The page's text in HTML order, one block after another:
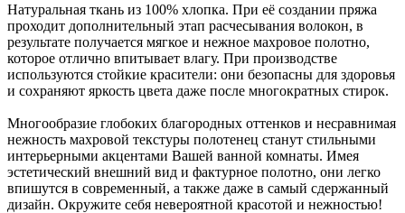
Натуральная ткань из 100% хлопка. При её создании пряжа
проходит дополнительный этап расчесывания волокон, в
результате получается мягкое и нежное махровое полотно,
которое отлично впитывает влагу. При производстве
используются стойкие красители: они безопасны для здоровья
и сохраняют яркость цвета даже после многократных стирок.
Многообразие глобоких благородных оттенков и несравнимая
нежность махровой текстуры полотенец станут стильными
интерьерными акцентами Вашей ванной комнаты. Имея
эстетический внешний вид и фактурное полотно, они легко
впишутся в современный, а также даже в самый сдержанный
дизайн. Окружите себя невероятной красотой и нежностью!